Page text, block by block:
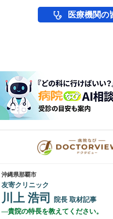
医療機関の
沖縄県那覇市
友寄クリニック
川上 浩司 院長 取材記事
貴院の特長を教えてください。